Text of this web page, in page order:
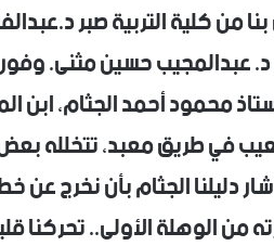
من كلية التربية صبر
عبدالمجيب حسين مثنى.
محمود أحمد الجثام، ابن
في طريق معبد، تتخلله
دليلنا الجثام بأن نخرج
من الوهلة الأولى.. تحركنا